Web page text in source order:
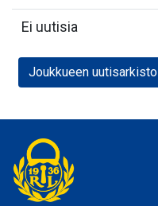
Ei uutisia
Joukkueen uutisarkisto